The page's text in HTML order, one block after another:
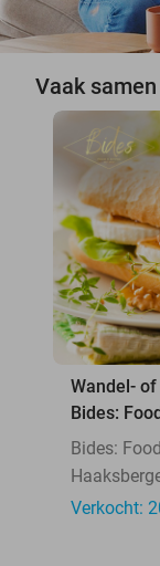
Vaak
Wandel-
Bides:
Bides:
Verkocht: